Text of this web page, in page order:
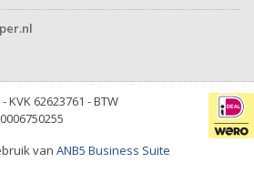
62623761 - BTW
van ANB5 Business Suite